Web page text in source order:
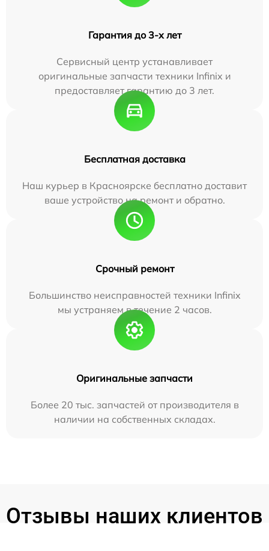
Гарантия до 3-х лет
Сервисный центр устанавливает
оригинальные запчасти техники Infinix и
предоставляет гарантию до 3 лет.
Бесплатная доставка
Наш курьер в Красноярске бесплатно доставит
ваше устройство на ремонт и обратно.
Срочный ремонт
Большинство неисправностей техники Infinix
мы устраняем в течение 2 часов.
Оригинальные запчасти
Более 20 тыс. запчастей от производителя в
наличии на собственных складах.
Отзывы наших клиентов